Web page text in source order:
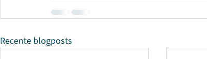
Recente blogposts